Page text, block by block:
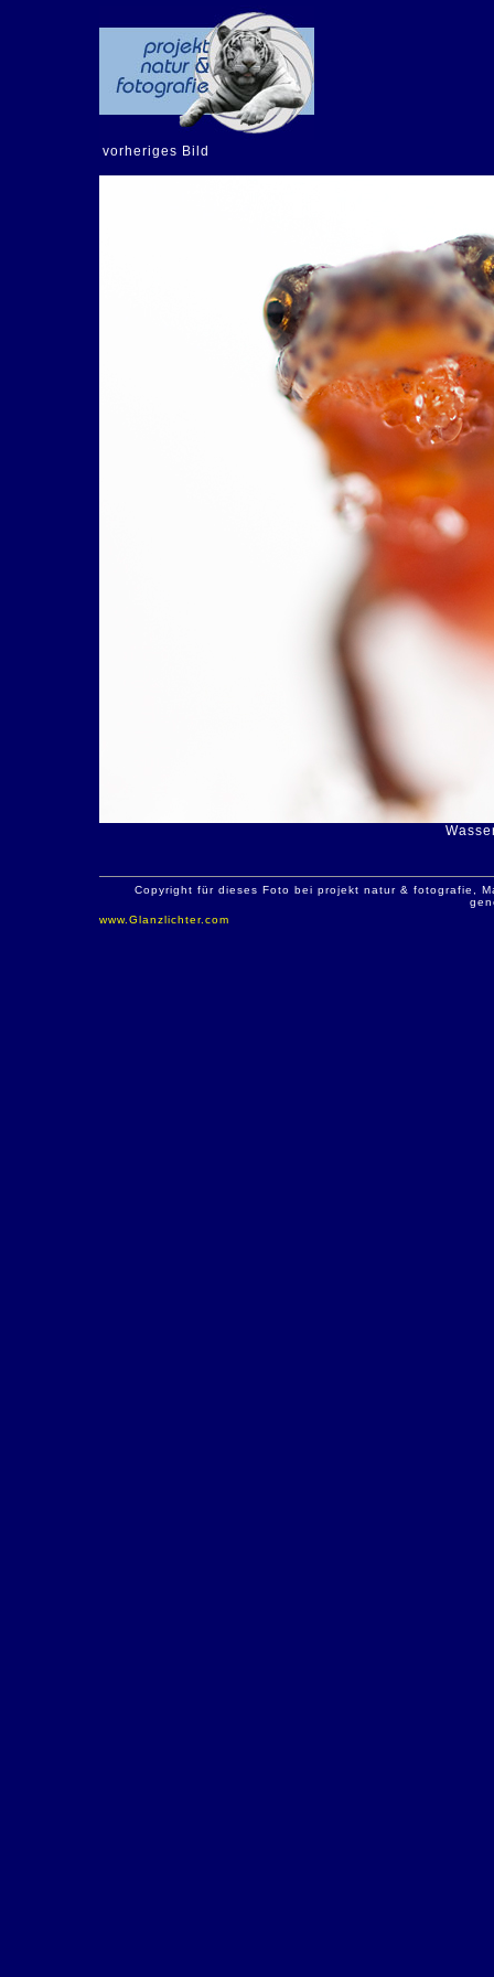
vorheriges Bild
Copyright für dieses Foto bei projekt natur & fotografie,
www.Glanzlichter.com